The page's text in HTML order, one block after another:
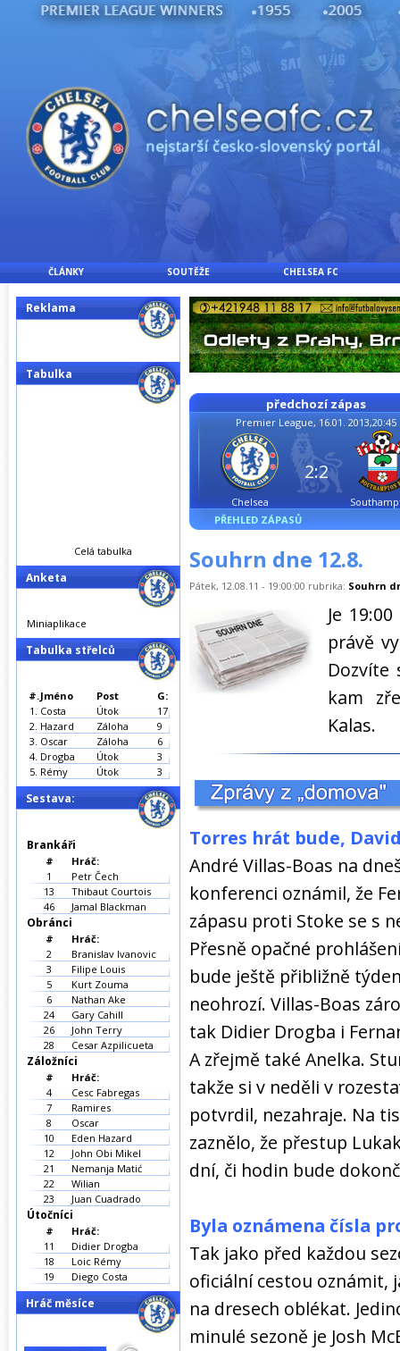
ČLÁNKY SOUTĚŽE CHELSEA FC
předchozí zápas
Premier League, 16.01. 2013,20:45
Chelsea
2:2
PŘEHLED ZÁPASŮ
Souhrn dne 12.8.
Pátek, 12.08.11 - 19:00:00 rubrika: Souhrn
Je
právě
Dozvíte
kam
Kalas.
Torres hrát bude,
André Villas-Boas na
konferenci oznámil, že
zápasu proti Stoke se s
Přesně opačné
bude ještě přibližně
neohrozí. Villas-Boas
tak Didier Drogba i
A zřejmě také Anelka.
takže si v neděli v
potvrdil, nezahraje. Na
zaznělo, že přestup
dní, či hodin bude
Byla oznámena čísla
Tak jako před každou
oficiální cestou oznámit,
na dresech oblékat.
minulé sezoně je Josh
Reklama
Tabulka
Celá tabulka
Anketa
Miniaplikace
Tabulka střelců
#.Jméno Post
G:
1. Costa Útok
17
2. Hazard Záloha
9
3. Oscar Záloha
6
4. Drogba Útok
3
5. Rémy Útok 3
Sestava:
Brankáři
#
Hráč:
1
Petr Čech
13
Thibaut Courtois
46
Jamal Blackman
Obránci
#
Hráč:
2
Branislav Ivanovic
3
Filipe Louis
5
Kurt Zouma
6
Nathan Ake
24
Gary Cahill
26
John Terry
28
Cesar Azpilicueta
Záložníci
#
Hráč:
4
Cesc Fabregas
7
Ramires
8
Oscar
10
Eden Hazard
12
John Obi Mikel
21
Nemanja Matić
22
Wilian
23
Juan Cuadrado
Útočníci
#
Hráč:
11
Didier Drogba
18
Loic Rémy
19
Diego Costa
Hráč měsíce